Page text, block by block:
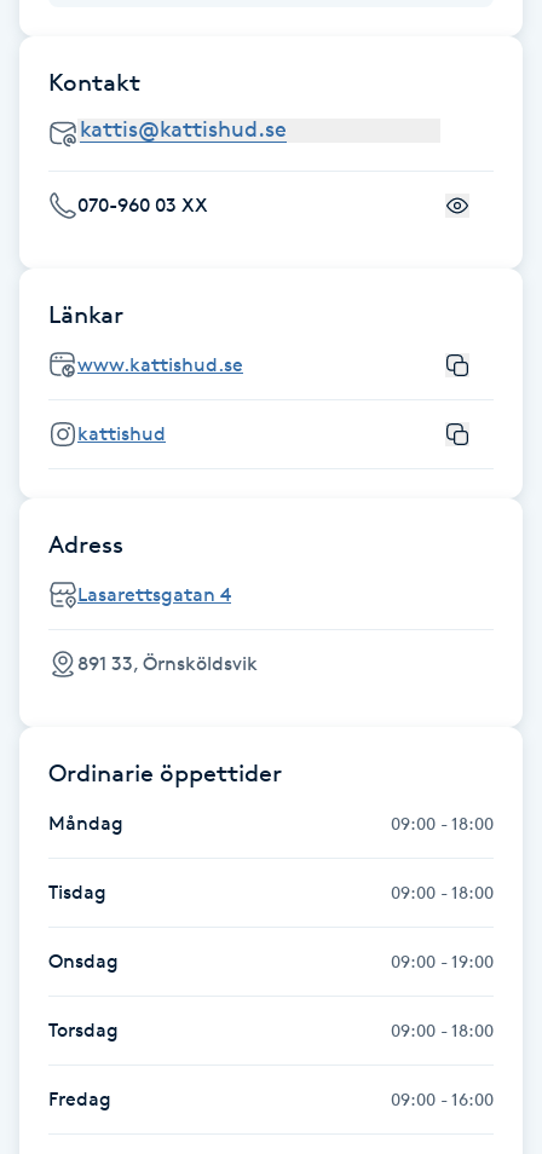
Hårbottenbehandling
Hårförlängning
Hårvård
Hälsprickor
Idrottsmassage
IPL hårborttagning
IR-massage
Keratinbehandling
Kinesiologi
Kontakt
070-960 03 XX
Länkar
www.kattishud.se
kattishud
Adress
Lasarettsgatan 4
891 33, Örnsköldsvik
Ordinarie öppettider
Måndag 09:00 - 18:00
Tisdag 09:00 - 18:00
Onsdag 09:00 - 19:00
Torsdag 09:00 - 18:00
Fredag 09:00 - 16:00